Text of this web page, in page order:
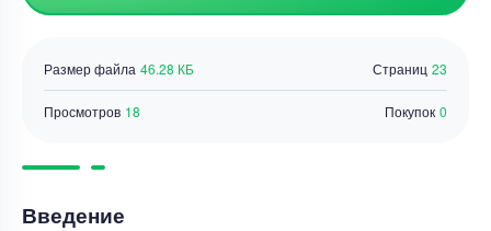
Страниц 23
Размер файла 46.28 КБ
Просмотров 18 Покупок 0
Введение